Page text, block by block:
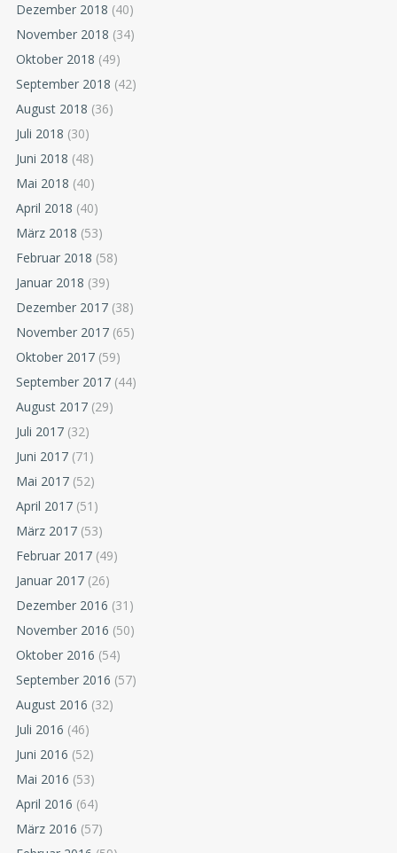
Dezember 2018 (40)
November 2018 (34)
Oktober 2018 (49)
September 2018 (42)
August 2018 (36)
Juli 2018 (30)
Juni 2018 (48)
Mai 2018 (40)
April 2018 (40)
März 2018 (53)
Februar 2018 (58)
Januar 2018 (39)
Dezember 2017 (38)
November 2017 (65)
Oktober 2017 (59)
September 2017 (44)
August 2017 (29)
Juli 2017 (32)
Juni 2017 (71)
Mai 2017 (52)
April 2017 (51)
März 2017 (53)
Februar 2017 (49)
Januar 2017 (26)
Dezember 2016 (31)
November 2016 (50)
Oktober 2016 (54)
September 2016 (57)
August 2016 (32)
Juli 2016 (46)
Juni 2016 (52)
Mai 2016 (53)
April 2016 (64)
März 2016 (57)